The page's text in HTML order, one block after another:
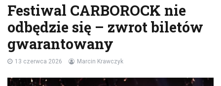
Festiwal CARBOROCK nie
odbędzie się – zwrot biletów
gwarantowany
13 czerwca 2026 Marcin Krawczyk